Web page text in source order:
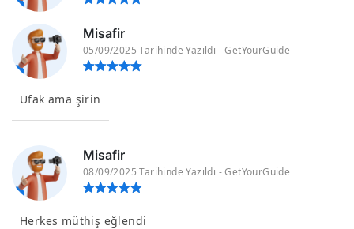
Misafir
05/09/2025 Tarihinde Yazıldı - GetYourGuide
Ufak ama şirin
Misafir
08/09/2025 Tarihinde Yazıldı - GetYourGuide
Herkes müthiş eğlendi